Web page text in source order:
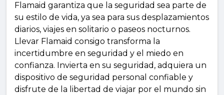
Flamaid garantiza que la seguridad sea parte de
su estilo de vida, ya sea para sus desplazamientos
diarios, viajes en solitario o paseos nocturnos.
Llevar Flamaid consigo transforma la
incertidumbre en seguridad y el miedo en
confianza. Invierta en su seguridad, adquiera un
dispositivo de seguridad personal confiable y
disfrute de la libertad de viajar por el mundo sin